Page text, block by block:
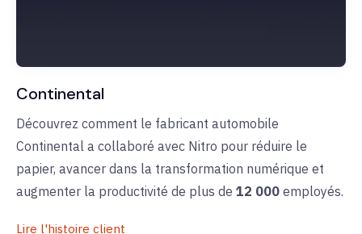
Continental
Découvrez comment le fabricant automobile
Continental a collaboré avec Nitro pour réduire le
papier, avancer dans la transformation numérique et
augmenter la productivité de plus de 12 000 employés.
Lire l'histoire client